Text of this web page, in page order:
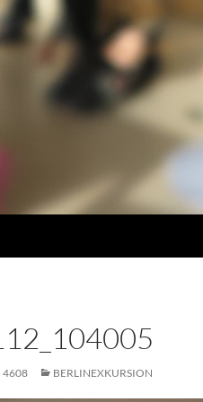
4608 BERLINEXKURSION